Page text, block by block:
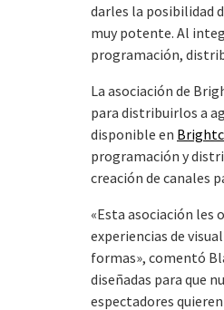
darles la posibilidad
muy potente. Al
programación,
La asociación de
para distribuirlos a
disponible en
programación y
creación de canales
«Esta asociación les
experiencias de
formas», comentó
diseñadas para que
espectadores